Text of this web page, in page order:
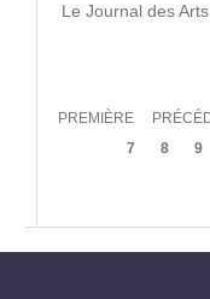
Le Journal des Arts
Pagination
PREMIÈRE
PREMIÈRE
PAGE
Page
7 Page
8 9